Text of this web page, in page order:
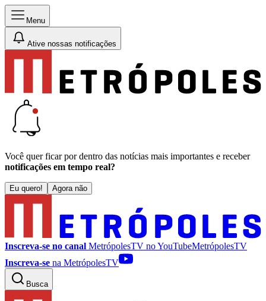
Menu
Ative nossas notificações
Você quer ficar por dentro das notícias mais importantes e receber
notificações em tempo real?
Eu quero! Agora não
Inscreva-se no canal MetrópolesTV noYouTubeMetrópolesTV
Inscreva-se na MetrópolesTV
Busca